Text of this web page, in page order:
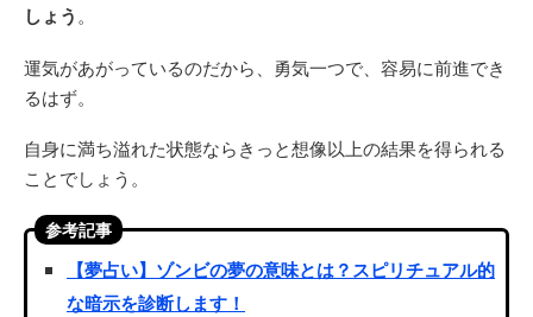
しょう 。
運気があがっているのだから、勇気一つで、容易に前進でき
るはず。
自身に満ち溢れた状態ならきっと想像以上の結果を得られる
ことでしょう。
参考記事
【夢占い】ゾンビの夢の意味とは？スピリチュアル的
な暗示を診断します！